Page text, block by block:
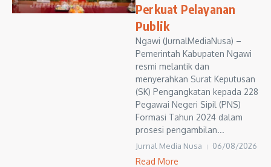
Perkuat Pelayanan
Publik
Ngawi (JurnalMediaNusa) –
Pemerintah Kabupaten Ngawi
resmi melantik dan
menyerahkan Surat Keputusan
(SK) Pengangkatan kepada 228
Pegawai Negeri Sipil (PNS)
Formasi Tahun 2024 dalam
prosesi pengambilan...
Jurnal Media Nusa 06/08/2026
Read More